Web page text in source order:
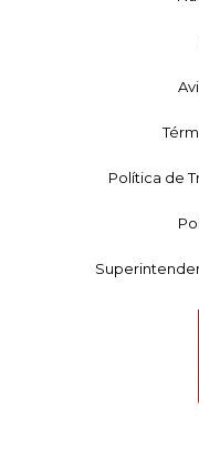
Política de